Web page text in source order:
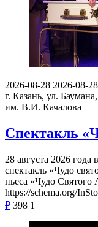
2026-08-28 2026-08-28
г. Казань, ул.
им. В.И. Качалова
Спектакль
28 августа 2026
спектакль «Чудо
пьеса «Чудо
https://schema.org/
₽ 398 1